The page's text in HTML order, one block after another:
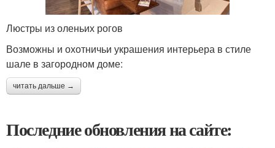
Люстры из оленьих рогов
Возможны и охотничьи украшения интерьера в стиле
шале в загородном доме:
читать дальше →
Последние обновления на сайте: